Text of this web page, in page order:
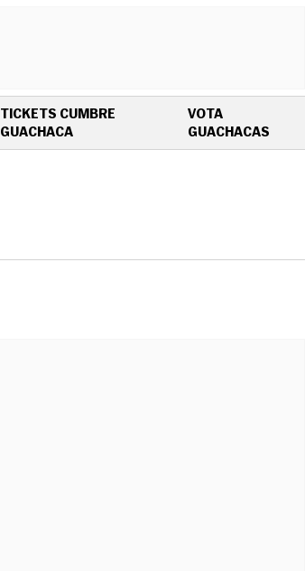
TICKETS CUMBRE
GUACHACAOPENS IN NEW WINDOW
VOTA
GUACHACAS